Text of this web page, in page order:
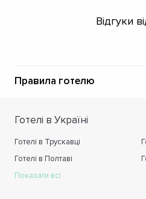
Відгуки
Правила готелю
Готелі в Україні
Готелі в Трускавці
Готелі в Полтаві
Показати всі